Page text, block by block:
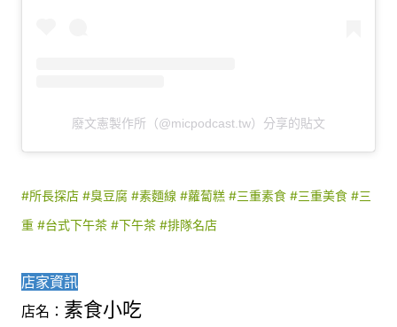
廢文憲製作所（@micpodcast.tw）分享的貼文
#所長探店 #臭豆腐 #素麵線 #蘿蔔糕 #三重素食 #三重美食 #三
重 #台式下午茶 #下午茶 #排隊名店
店家資訊
店名： 素食小吃